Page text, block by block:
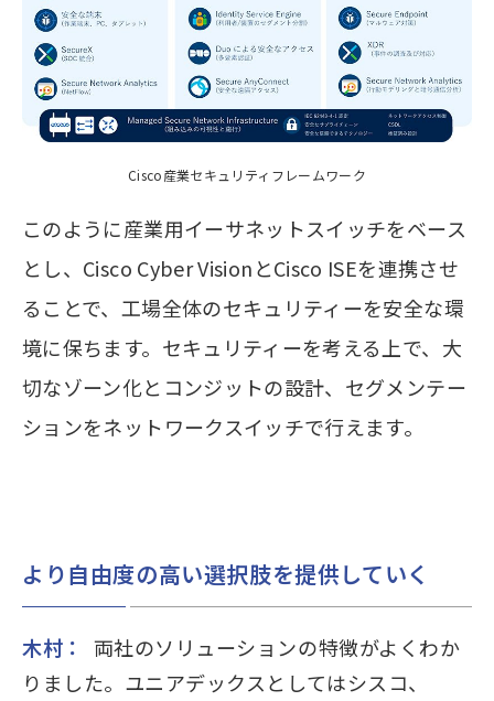
Cisco産業セキュリティフレームワーク
このように産業用イーサネットスイッチをベース
とし、Cisco Cyber VisionとCisco ISEを連携させ
ることで、工場全体のセキュリティーを安全な環
境に保ちます。セキュリティーを考える上で、大
切なゾーン化とコンジットの設計、セグメンテー
ションをネットワークスイッチで行えます。
より自由度の高い選択肢を提供していく
木村：
両社のソリューションの特徴がよくわか
りました。ユニアデックスとしてはシスコ、